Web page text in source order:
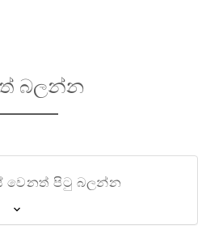
බලන්න
වෙනත් පිටු බලන්න